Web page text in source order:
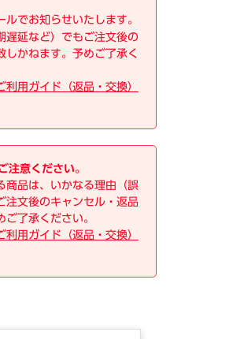
でお知らせいたします。
遅延など）でもご注文後の
しかねます。予めご了承く
利用ガイド（返品・交換）
注意ください。
商品は、いかなる理由（誤
注文後のキャンセル・返品
了承ください。
利用ガイド（返品・交換）